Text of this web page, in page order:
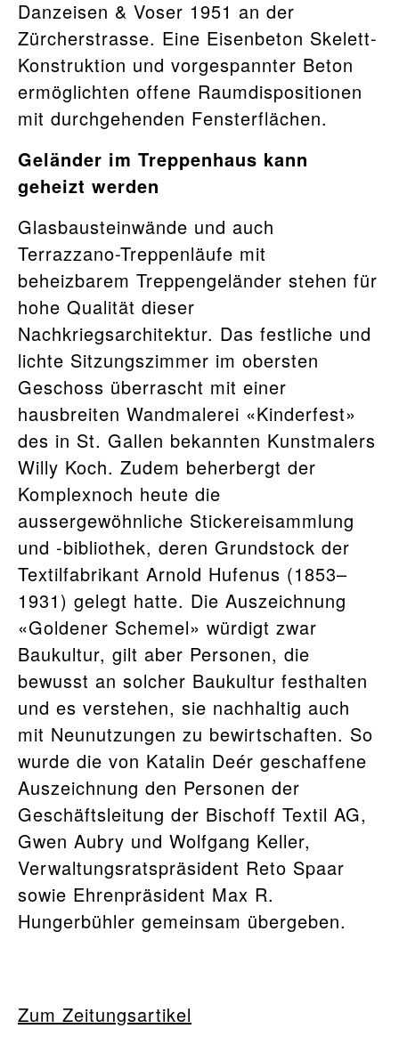
Danzeisen & Voser 1951 an der
Zürcherstrasse. Eine Eisenbeton Skelett-
Konstruktion und vorgespannter Beton
ermöglichten offene Raumdispositionen
mit durchgehenden Fensterflächen.
Geländer im Treppenhaus kann
geheizt werden
Glasbausteinwände und auch
Terrazzano-Treppenläufe mit
beheizbarem Treppengeländer stehen für
hohe Qualität dieser
Nachkriegsarchitektur. Das festliche und
lichte Sitzungszimmer im obersten
Geschoss überrascht mit einer
hausbreiten Wandmalerei «Kinderfest»
des in St. Gallen bekannten Kunstmalers
Willy Koch. Zudem beherbergt der
Komplexnoch heute die
aussergewöhnliche Stickereisammlung
und -bibliothek, deren Grundstock der
Textilfabrikant Arnold Hufenus (1853–
1931) gelegt hatte. Die Auszeichnung
«Goldener Schemel» würdigt zwar
Baukultur, gilt aber Personen, die
bewusst an solcher Baukultur festhalten
und es verstehen, sie nachhaltig auch
mit Neunutzungen zu bewirtschaften. So
wurde die von Katalin Deér geschaffene
Auszeichnung den Personen der
Geschäftsleitung der Bischoff Textil AG,
Gwen Aubry und Wolfgang Keller,
Verwaltungsratspräsident Reto Spaar
sowie Ehrenpräsident Max R.
Hungerbühler gemeinsam übergeben.
Zum Zeitungsartikel